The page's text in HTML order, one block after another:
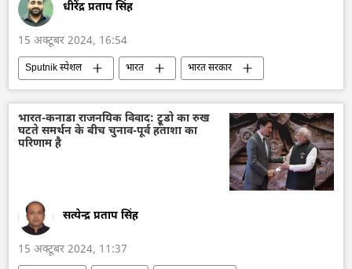
धीरेंद्र प्रताप सिंह
15 अक्टूबर 2024, 16:54
Sputnik स्पेशल भारत
भारत सरकार
भारत का विकास
मास्को
कनाडा
कनाडा के प्रधानमंत्री
भारत-कनाडा विवाद
सिख
अलगाववाद
भारत-कनाडा राजनयिक विवाद: ट्रूडो का रुख
घटते समर्थन के बीच चुनाव-पूर्व हताशा का
परिणाम है
सत्येन्द्र प्रताप सिंह
15 अक्टूबर 2024, 11:37